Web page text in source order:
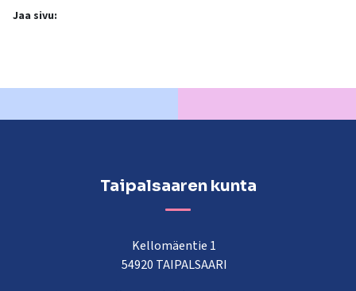
Jaa sivu:
Taipalsaaren kunta
Kellomäentie 1
54920 TAIPALSAARI